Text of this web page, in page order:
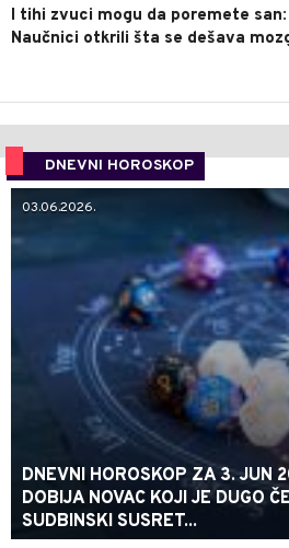
I tihi zvuci mogu da poremete san:
Naučnici otkrili šta se dešava
DNEVNI HOROSKOP
03.06.2026.
DNEVNI HOROSKOP ZA 3. JUN
DOBIJA NOVAC KOJI JE DUGO
SUDBINSKI SUSRET...